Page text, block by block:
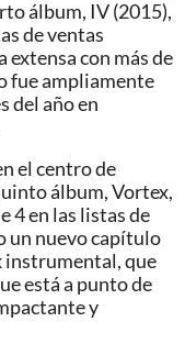
álbum, IV (2015),
de ventas
extensa con más de
fue ampliamente
del año en
el centro de
álbum, Vortex,
4 en las listas de
un nuevo capítulo
instrumental, que
está a punto de
y